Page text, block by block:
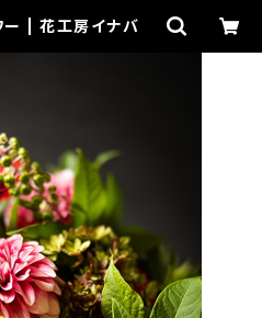
ー | 花工房イナバ